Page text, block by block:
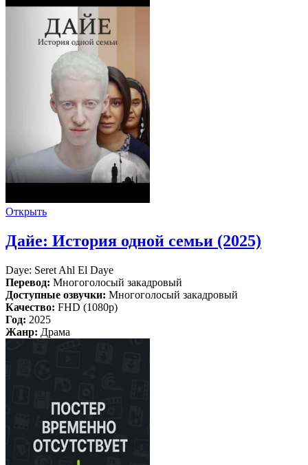
Открыть
Дайе: История одной семьи (2025)
Daye: Seret Ahl El Daye
Перевод: Многоголосый закадровый
Доступные озвучки: Многоголосый закадровый
Качество: FHD (1080p)
Год: 2025
Жанр: Драма